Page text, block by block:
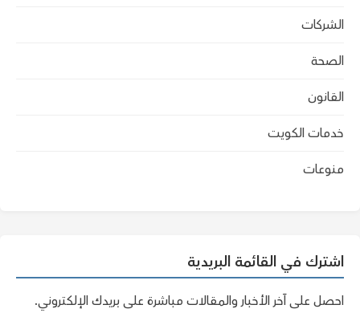
الشركات
الصحة
القانون
خدمات الكويت
منوعات
اشترك في القائمة البريدية
احصل على آخر الأخبار والمقالات مباشرة على بريدك الإلكتروني.